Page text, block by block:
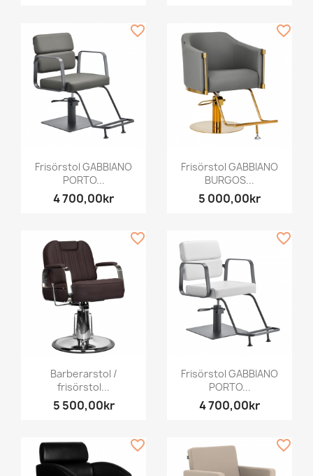
Frisörstol GABBIANO
PORTO...
4 700,00kr
favorite_border
Frisörstol GABBIANO
BURGOS...
5 000,00kr
favorite_border
Barberarstol /
frisörstol...
5 500,00kr
favorite_border
Frisörstol GABBIANO
PORTO...
4 700,00kr
favorite_border
favorite_border favorite_border